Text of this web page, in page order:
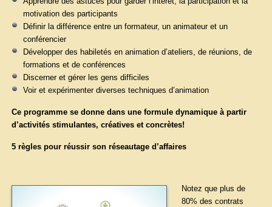
motivation des participants
Définir la différence entre un formateur, un animateur et un
conférencier
Développer des habiletés en animation d’ateliers, de réunions, de
formations et de conférences
Discerner et gérer les gens difficiles
Voir et expérimenter diverses techniques d’animation
Ce programme se donne dans une formule dynamique à partir
d’activités stimulantes, créatives et concrètes!
5 règles pour réussir son réseautage d’affaires
Notez que plus de
80% des contrats